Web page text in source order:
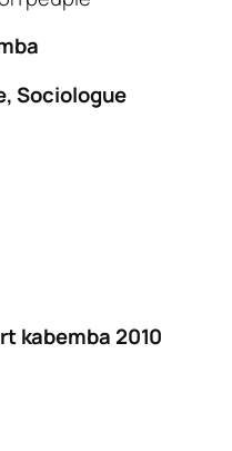
Sociologue
kabemba 2010